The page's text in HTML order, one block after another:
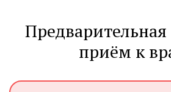
Предварительная
приём к